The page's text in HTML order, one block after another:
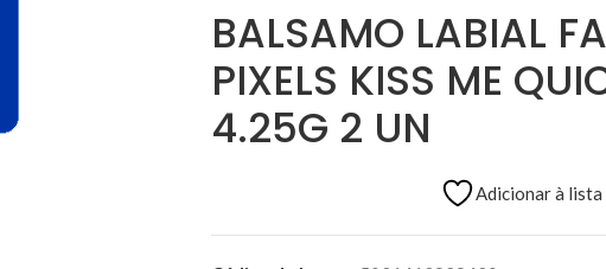
BALSAMO LABIAL
PIXELS KISS ME
4.25G 2 UN
Adicionar à lista